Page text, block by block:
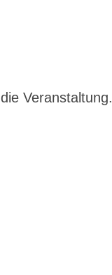
die Veranstaltung.